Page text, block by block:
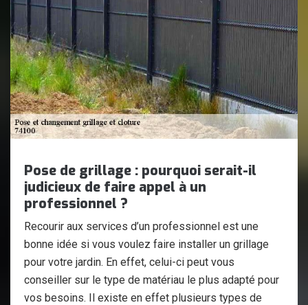
Pose de grillage : pourquoi serait-il
judicieux de faire appel à un
professionnel ?
Recourir aux services d’un professionnel est une
bonne idée si vous voulez faire installer un grillage
pour votre jardin. En effet, celui-ci peut vous
conseiller sur le type de matériau le plus adapté pour
vos besoins. Il existe en effet plusieurs types de